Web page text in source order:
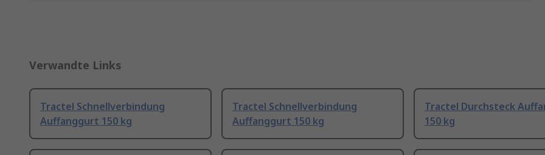
Verwandte Links
Tractel Schnellverbindung
Auffanggurt 150 kg
Tractel Schnellverbindung
Auffanggurt 150 kg
Tractel Durchsteck
150 kg